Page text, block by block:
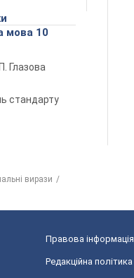
мова 10
Глазова
стандарту
вирази
Правова інформація
Редакційна політика